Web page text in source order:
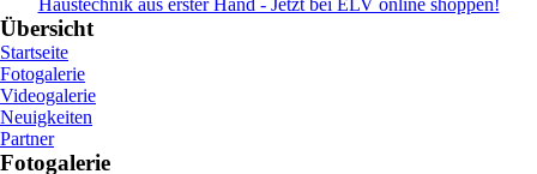
Haustechnik aus erster Hand - Jetzt bei ELV online shoppen!
Übersicht
Startseite
Fotogalerie
Videogalerie
Neuigkeiten
Partner
Fotogalerie